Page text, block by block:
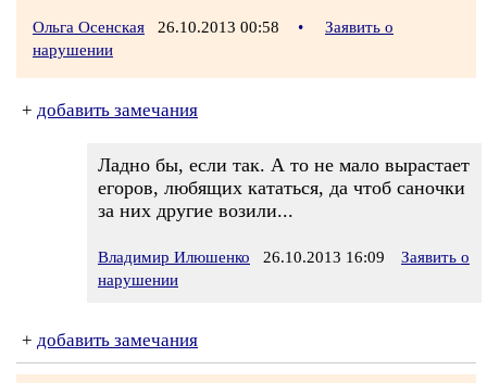
Ольга Осенская 26.10.2013 00:58 •
Заявить о
нарушении
+ добавить замечания
Ладно бы, если так. А то не мало вырастает
егоров, любящих кататься, да чтоб саночки
за них другие возили...
Владимир Илюшенко 26.10.2013 16:09
Заявить о
нарушении
+ добавить замечания